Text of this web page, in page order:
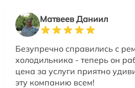
Матвеев Даниил
Безупречно справились с
холодильника - теперь он
цена за услуги приятно
эту компанию всем!